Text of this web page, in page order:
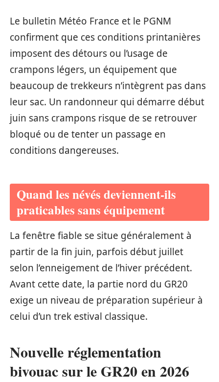
Le bulletin Météo France et le PGNM
confirment que ces conditions printanières
imposent des détours ou l’usage de
crampons légers, un équipement que
beaucoup de trekkeurs n’intègrent pas dans
leur sac. Un randonneur qui démarre début
juin sans crampons risque de se retrouver
bloqué ou de tenter un passage en
conditions dangereuses.
Quand les névés deviennent-ils
praticables sans équipement
La fenêtre fiable se situe généralement à
partir de la fin juin, parfois début juillet
selon l’enneigement de l’hiver précédent.
Avant cette date, la partie nord du GR20
exige un niveau de préparation supérieur à
celui d’un trek estival classique.
Nouvelle réglementation
bivouac sur le GR20 en 2026